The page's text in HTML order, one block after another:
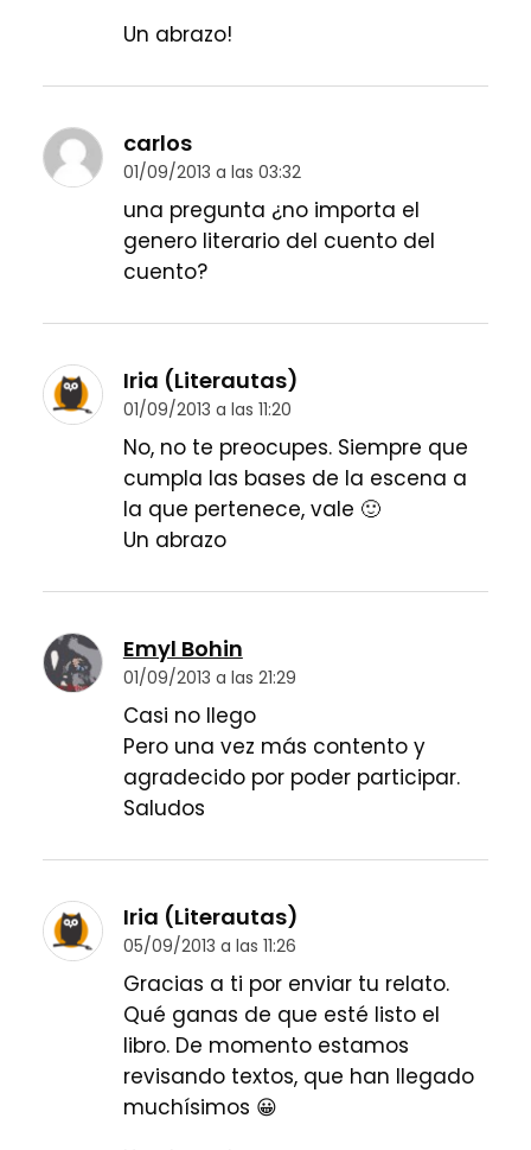
Un abrazo!
carlos
01/09/2013 a las 03:32
una pregunta ¿no importa el
genero literario del cuento del
cuento?
Iria (Literautas)
01/09/2013 a las 11:20
No, no te preocupes. Siempre que
cumpla las bases de la escena a
la que pertenece, vale 🙂
Un abrazo
Emyl Bohin
01/09/2013 a las 21:29
Casi no llego
Pero una vez más contento y
agradecido por poder participar.
Saludos
Iria (Literautas)
05/09/2013 a las 11:26
Gracias a ti por enviar tu relato.
Qué ganas de que esté listo el
libro. De momento estamos
revisando textos, que han llegado
muchísimos 😀